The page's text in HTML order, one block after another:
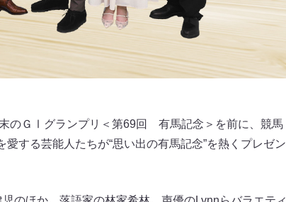
のＧⅠグランプリ＜第69回 有馬記念＞を前に、競馬
する芸能人たちが“思い出の有馬記念”を熱くプレゼン